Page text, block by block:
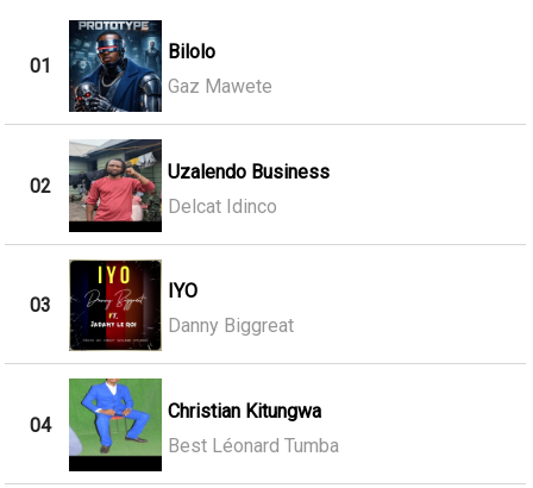
01
Bilolo
Gaz Mawete
02
Uzalendo Business
Delcat Idinco
03
IYO
Danny Biggreat
04
Christian Kitungwa
Best Léonard Tumba